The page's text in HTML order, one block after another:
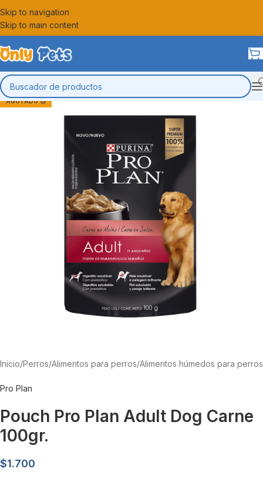
Skip to navigation
Skip to main content
AGOTADO 😔
Inicio/Perros/Alimentos para perros/Alimentos húmedos para perros
Pro Plan
Pouch Pro Plan Adult Dog Carne
100gr.
$1.700